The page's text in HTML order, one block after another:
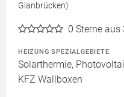
Glanbrücken)
0 Sterne aus
HEIZUNG SPEZIALGEBIETE
Solarthermie,
KFZ Wallboxen